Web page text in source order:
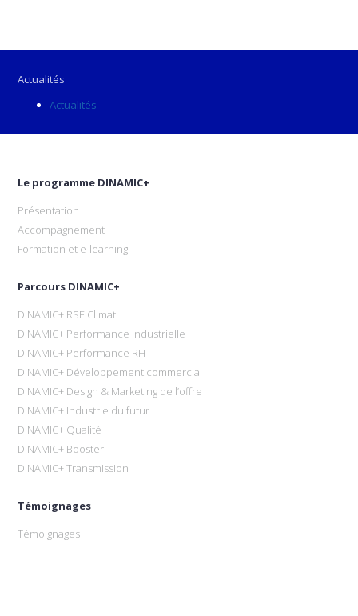
Actualités
Actualités
Le programme DINAMIC+
Présentation
Accompagnement
Formation et e-learning
Parcours DINAMIC+
DINAMIC+ RSE Climat
DINAMIC+ Performance industrielle
DINAMIC+ Performance RH
DINAMIC+ Développement commercial
DINAMIC+ Design & Marketing de l’offre
DINAMIC+ Industrie du futur
DINAMIC+ Qualité
DINAMIC+ Booster
DINAMIC+ Transmission
Témoignages
Témoignages